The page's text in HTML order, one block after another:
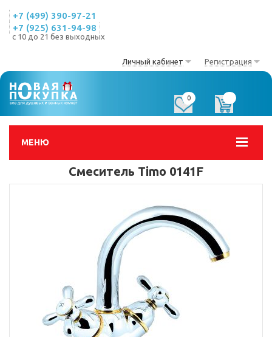
+7 (499) 390-97-21
+7 (925) 631-94-98
с 10 до 21 без выходных
Личный кабинет Регистрация
МЕНЮ
0
Смеситель Timo 0141F